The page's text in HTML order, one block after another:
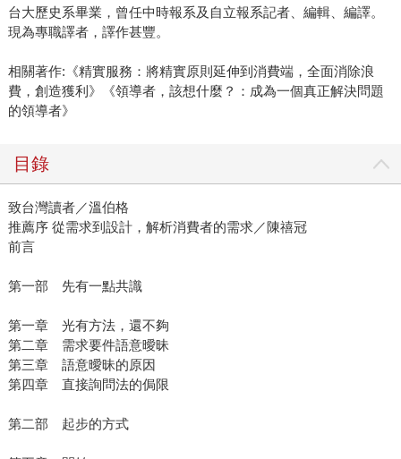
台大歷史系畢業，曾任中時報系及自立報系記者、編輯、編譯。
現為專職譯者，譯作甚豐。
相關著作:《精實服務：將精實原則延伸到消費端，全面消除浪
費，創造獲利》《領導者，該想什麼？：成為一個真正解決問題
的領導者》
目錄
致台灣讀者／溫伯格
推薦序 從需求到設計，解析消費者的需求／陳禧冠
前言
第一部 先有一點共識
第一章 光有方法，還不夠
第二章 需求要件語意曖昧
第三章 語意曖昧的原因
第四章 直接詢問法的侷限
第二部 起步的方式